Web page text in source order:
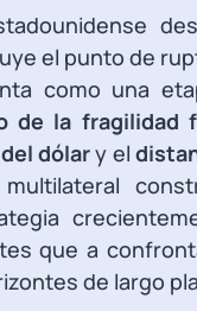
el punto de
como una
de la fragilidad
dólary el
que a
de largo